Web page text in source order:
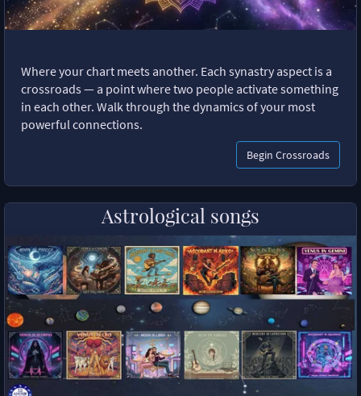
Where your chart meets another. Each synastry aspect is a
crossroads — a point where two people activate something
in each other. Walk through the dynamics of your most
powerful connections.
Begin Crossroads
Astrological songs